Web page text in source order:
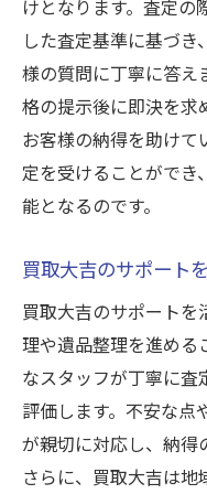
初めての生
買取の流れ
買取大吉の
思い出の品を賢
注意点
思い出の品
買取価格に
感情に流さ
買取大吉の
ロセス
けとなります。査定
した査定基準に基づ
様の質問に丁寧に答え
格の提示後に即決を求
お客様の納得を助けて
定を受けることができ
能となるのです。
買取大吉のサポート
買取大吉のサポート
理や遺品整理を進める
なスタッフが丁寧に査
評価します。不安な点
が親切に対応し、納得
さらに、買取大吉は